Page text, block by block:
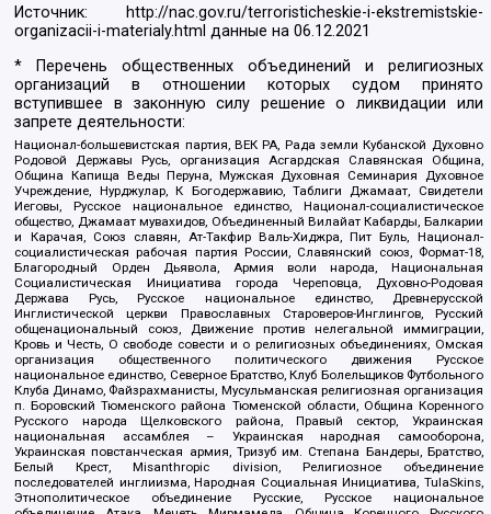
Источник:
http://nac.gov.ru/terroristicheskie-i-ekstremistskie-
organizacii-i-materialy.html данные на06.12.2021
* Перечень общественных объединений и религиозных
организаций в отношении которых судом принято
вступившее в законную силу решение о ликвидации или
запрете деятельности:
Национал-большевистская партия, ВЕК РА, Рада земли Кубанской Духовно
Родовой Державы Русь, организация Асгардская Славянская Община,
Община Капища Веды Перуна, Мужская Духовная Семинария Духовное
Учреждение, Нурджулар, К Богодержавию, Таблиги Джамаат, Свидетели
Иеговы, Русское национальное единство, Национал-социалистическое
общество, Джамаат мувахидов, Объединенный Вилайат Кабарды, Балкарии
и Карачая, Союз славян, Ат-Такфир Валь-Хиджра, Пит Буль, Национал-
социалистическая рабочая партия России, Славянский союз, Формат-18,
Благородный Орден Дьявола, Армия воли народа, Национальная
Социалистическая Инициатива города Череповца, Духовно-Родовая
Держава Русь, Русское национальное единство, Древнерусской
Инглистической церкви Православных Староверов-Инглингов, Русский
общенациональный союз, Движение против нелегальной иммиграции,
Кровь и Честь, О свободе совести и о религиозных объединениях, Омская
организация общественного политического движения Русское
национальное единство, Северное Братство, Клуб Болельщиков Футбольного
Клуба Динамо, Файзрахманисты, Мусульманская религиозная организация
п. Боровский Тюменского района Тюменской области, Община Коренного
Русского народа Щелковского района, Правый сектор, Украинская
национальная ассамблея – Украинская народная самооборона,
Украинская повстанческая армия, Тризуб им. Степана Бандеры, Братство,
Белый Крест, Misanthropic division, Религиозное объединение
последователей инглиизма, Народная Социальная Инициатива, TulaSkins,
Этнополитическое объединение Русские, Русское национальное